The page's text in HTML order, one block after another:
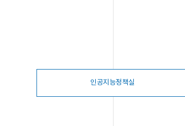
인공지능정책실